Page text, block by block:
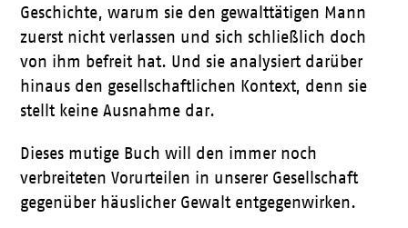
Geschichte, warum sie den gewalttätigen Mann
zuerst nicht verlassen und sich schließlich doch
von ihm befreit hat. Und sie analysiert darüber
hinaus den gesellschaftlichen Kontext, denn sie
stellt keine Ausnahme dar.
Dieses mutige Buch will den immer noch
verbreiteten Vorurteilen in unserer Gesellschaft
gegenüber häuslicher Gewalt entgegenwirken.